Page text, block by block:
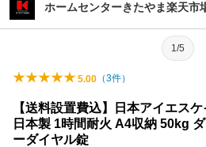
ホームセンターきたやま楽天市
1/5
5.00 （3件）
【送料設置費込】日本アイエス
日本製 1時間耐火 A4収納 50kg
ーダイヤル錠